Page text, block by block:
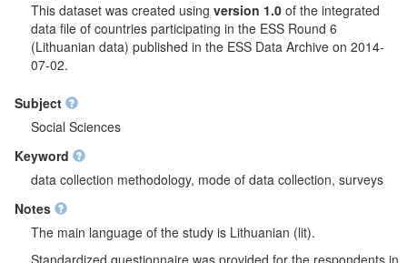
This dataset was created using version 1.0 of the integrated
data file of countries participating in the ESS Round 6
(Lithuanian data) published in the ESS Data Archive on 2014-
07-02.
Subject
Social Sciences
Keyword
data collection methodology, mode of data collection, surveys
Notes
The main language of the study is Lithuanian (lit).
Standardized questionnaire was provided for the respondents in